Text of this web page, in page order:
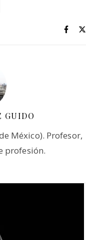
GUIDO
México). Profesor,
profesión.